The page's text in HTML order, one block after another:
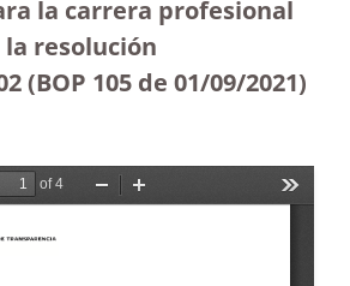
la carrera profesional
resolución
(BOP 105 de 01/09/2021)